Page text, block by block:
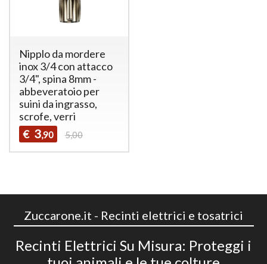
Nipplo da mordere
inox 3/4 con attacco
3/4", spina 8mm -
abbeveratoio per
suini da ingrasso,
scrofe, verri
€ 3,90 5,00
Zuccarone.it - Recinti elettrici e tosatrici
Recinti Elettrici Su Misura: Proteggi i